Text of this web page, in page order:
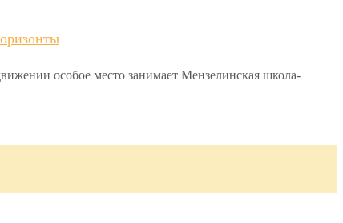
особое место занимает Мензелинская школа-